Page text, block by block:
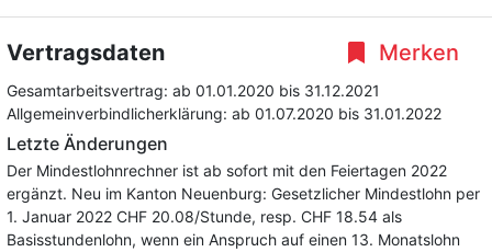
Merken
Vertragsdaten
Gesamtarbeitsvertrag: ab 01.01.2020 bis 31.12.2021
Allgemeinverbindlicherklärung: ab 01.07.2020 bis 31.01.2022
Letzte Änderungen
Der Mindestlohnrechner ist ab sofort mit den Feiertagen 2022
ergänzt. Neu im Kanton Neuenburg: Gesetzlicher Mindestlohn per
1. Januar 2022 CHF 20.08/Stunde, resp. CHF 18.54 als
Basisstundenlohn, wenn ein Anspruch auf einen 13. Monatslohn